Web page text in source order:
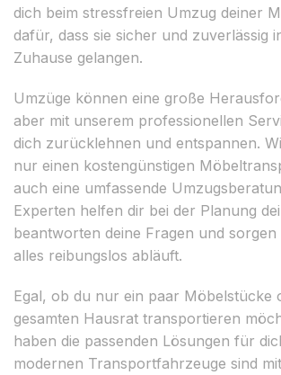
dich beim stressfreien Umzug deiner
dafür, dass sie sicher und zuverlässig
Zuhause gelangen.
Umzüge können eine große
aber mit unserem professionellen
dich zurücklehnen und entspannen.
nur einen kostengünstigen
auch eine umfassende
Experten helfen dir bei der Planung
beantworten deine Fragen und sorgen
alles reibungslos abläuft.
Egal, ob du nur ein paar Möbelstücke
gesamten Hausrat transportieren
haben die passenden Lösungen für
modernen Transportfahrzeuge sind